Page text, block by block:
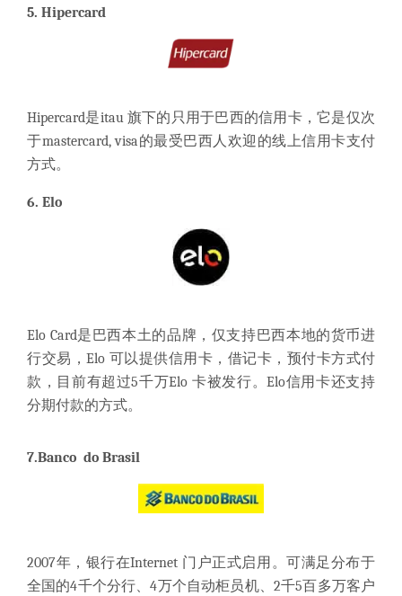
5. Hipercard
Hipercard是itau 旗下的只用于巴西的信用卡，它是仅次
于mastercard, visa的最受巴西人欢迎的线上信用卡支付
方式。
6. Elo
Elo Card是巴西本土的品牌，仅支持巴西本地的货币进
行交易，Elo 可以提供信用卡，借记卡，预付卡方式付
款，目前有超过5千万Elo 卡被发行。Elo信用卡还支持
分期付款的方式。
7.Banco do Brasil
2007年，银行在Internet 门户正式启用。可满足分布于
全国的4千个分行、4万个自动柜员机、2千5百多万客户